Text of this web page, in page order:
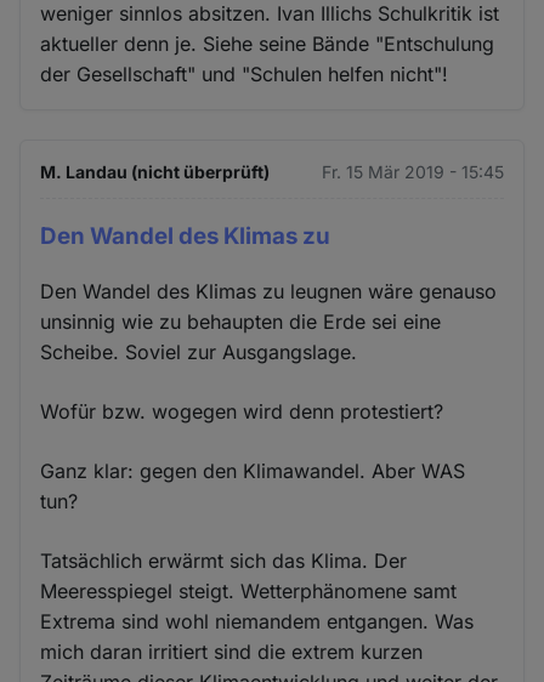
weniger sinnlos absitzen. Ivan Illichs Schulkritik ist
aktueller denn je. Siehe seine Bände "Entschulung
der Gesellschaft" und "Schulen helfen nicht"!
M. Landau (nicht überprüft) Fr. 15 Mär 2019 - 15:45
Den Wandel des Klimas zu
Den Wandel des Klimas zu leugnen wäre genauso
unsinnig wie zu behaupten die Erde sei eine
Scheibe. Soviel zur Ausgangslage.
Wofür bzw. wogegen wird denn protestiert?
Ganz klar: gegen den Klimawandel. Aber WAS
tun?
Tatsächlich erwärmt sich das Klima. Der
Meeresspiegel steigt. Wetterphänomene samt
Extrema sind wohl niemandem entgangen. Was
mich daran irritiert sind die extrem kurzen